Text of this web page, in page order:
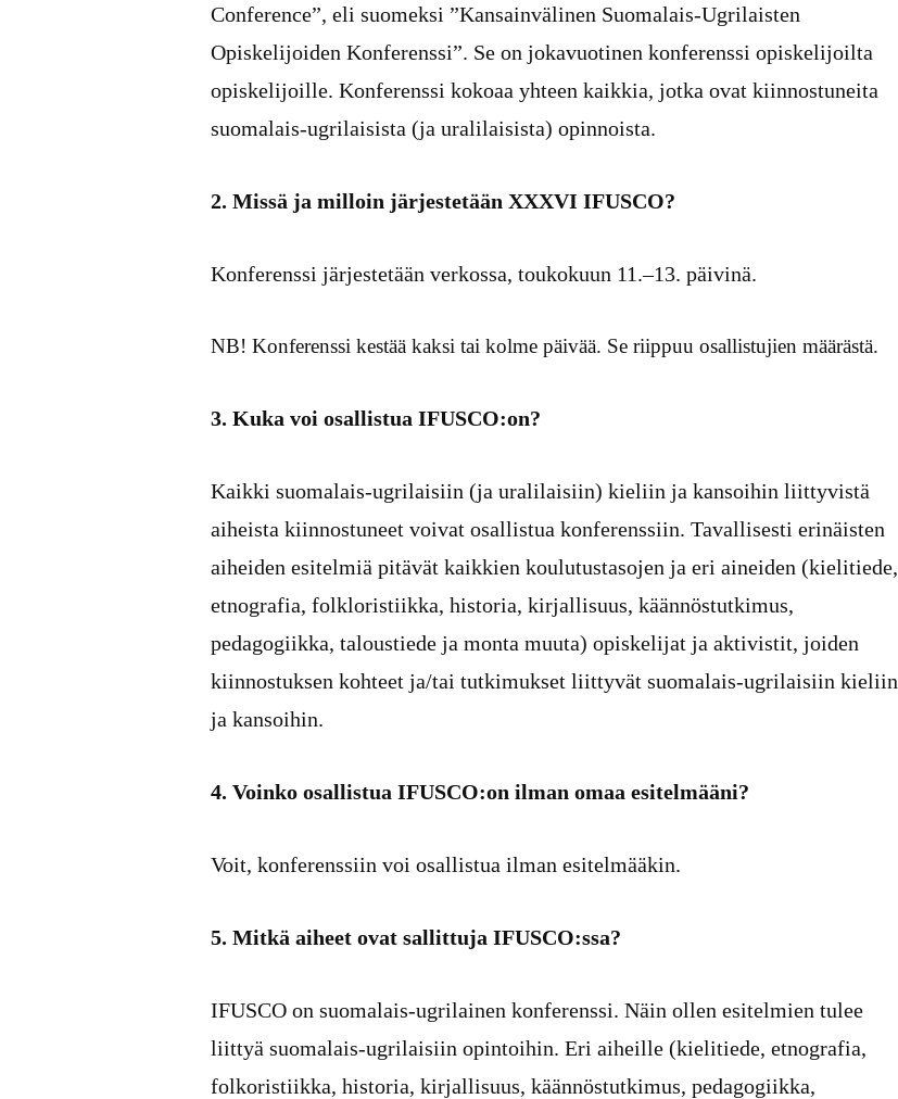
Conference”, eli suomeksi ”Kansainvälinen Suomalais-Ugrilaisten
Opiskelijoiden Konferenssi”. Se on jokavuotinen konferenssi opiskelijoilta
opiskelijoille. Konferenssi kokoaa yhteen kaikkia, jotka ovat kiinnostuneita
suomalais-ugrilaisista (ja uralilaisista) opinnoista.
2. Missä ja milloin järjestetään XXXVI IFUSCO?
Konferenssi järjestetään verkossa, toukokuun 11.–13. päivinä.
NB! Konferenssi kestää kaksi tai kolme päivää. Se riippuu osallistujien määrästä.
3. Kuka voi osallistua IFUSCO:on?
Kaikki suomalais-ugrilaisiin (ja uralilaisiin) kieliin ja kansoihin liittyvistä
aiheista kiinnostuneet voivat osallistua konferenssiin. Tavallisesti erinäisten
aiheiden esitelmiä pitävät kaikkien koulutustasojen ja eri aineiden (kielitiede,
etnografia, folkloristiikka, historia, kirjallisuus, käännöstutkimus,
pedagogiikka, taloustiede ja monta muuta) opiskelijat ja aktivistit, joiden
kiinnostuksen kohteet ja/tai tutkimukset liittyvät suomalais-ugrilaisiin kieliin
ja kansoihin.
4. Voinko osallistua IFUSCO:on ilman omaa esitelmääni?
Voit, konferenssiin voi osallistua ilman esitelmääkin.
5. Mitkä aiheet ovat sallittuja IFUSCO:ssa?
IFUSCO on suomalais-ugrilainen konferenssi. Näin ollen esitelmien tulee
liittyä suomalais-ugrilaisiin opintoihin. Eri aiheille (kielitiede, etnografia,
folkoristiikka, historia, kirjallisuus, käännöstutkimus, pedagogiikka,